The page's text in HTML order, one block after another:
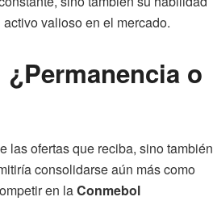
valioso en el mercado.
o
las ofertas que reciba, sino también
consolidarse aún más como
en laConmebol